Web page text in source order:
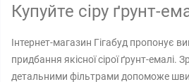
Купуйте сіру ґрунт-
Інтернет-магазин Гігабуд пропонує
придбання якісної сірої ґрунт-емалі.
детальними фільтрами допоможе